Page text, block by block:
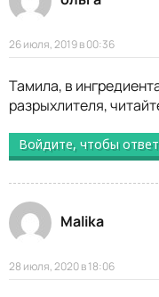
26 июля, 2019 в 00:36
Тамила, в
разрыхлителя,
Войдите, чтобы
Malika
28 июля, 2020 в 18:06